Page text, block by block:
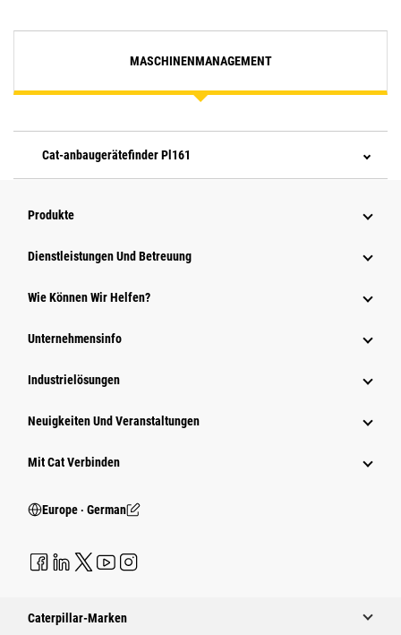
MASCHINENMANAGEMENT
Cat-anbaugerätefinder Pl161
Produkte
Dienstleistungen Und Betreuung
Wie Können Wir Helfen?
Unternehmensinfo
Industrielösungen
Neuigkeiten Und Veranstaltungen
Mit Cat Verbinden
Europe ‧ German
Caterpillar-Marken